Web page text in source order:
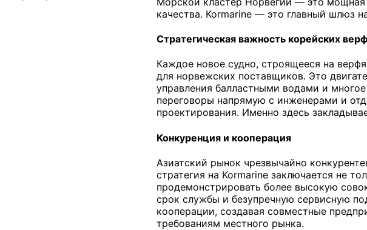
качества. Kormarine — это главный шлюз
Стратегическая важность корейских
Каждое новое судно, строящееся на
для норвежских поставщиков. Это
управления балластными водами и
переговоры напрямую с инженерами и
проектирования. Именно здесь
Конкуренция и кооперация
Азиатский рынок чрезвычайно
стратегия на Kormarine заключается не
продемонстрировать более высокую
срок службы и безупречную сервисную
кооперации, создавая совместные
требованиям местного рынка.